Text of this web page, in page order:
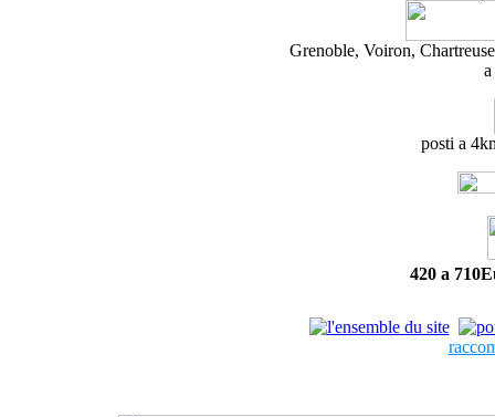
Grenoble, Voiron,
posti a
420 a